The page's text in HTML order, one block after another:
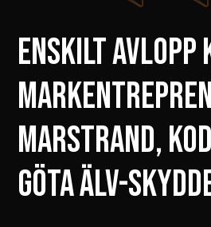
ENSKILT AVLOPP
MARSTRAND,
GÖTA ÄLV-